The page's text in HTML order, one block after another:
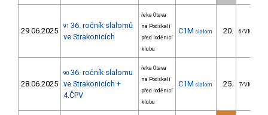
29.06.2025 91 36. ročník slalomů
ve Strakonicích
řeka Otava
na Podskalí
před loděnicí
klubu
C1M slalom 20. 6/VM
28.06.2025
90 36. ročník slalomu
ve Strakonicích +
4.ČPV
řeka Otava
na Podskalí
před loděnicí
klubu
C1M slalom 25. 7/VM